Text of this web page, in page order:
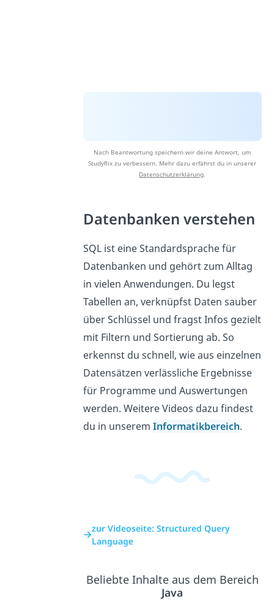
Nach Beantwortung speichern wir deine Antwort, um
Studyflix zu verbessern. Mehr dazu erfährst du in unserer
Datenschutzerklärung
Datenbanken verstehen
SQL ist eine Standardsprache für
Datenbanken und gehört zum Alltag
in vielen Anwendungen. Du legst
Tabellen an, verknüpfst Daten sauber
über Schlüssel und fragst Infos gezielt
mit Filtern und Sortierung ab. So
erkennst du schnell, wie aus einzelnen
Datensätzen verlässliche Ergebnisse
für Programme und Auswertungen
werden. Weitere Videos dazu findest
du in unserem Informatikbereich.
zur Videoseite: Structured Query
Language
Beliebte Inhalte aus dem Bereich
Java